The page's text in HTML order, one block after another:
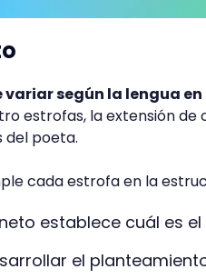
variar según la lengua en
estrofas, la extensión de
del poeta.
cada estrofa en la
establece cuál es
el